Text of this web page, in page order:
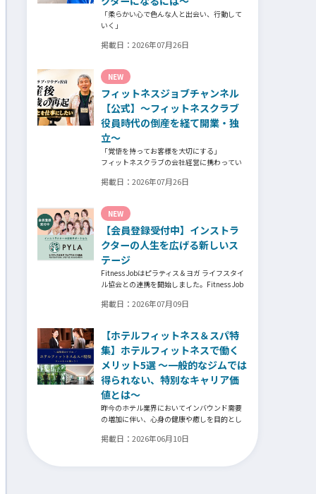
「柔らかい心で色んな人と出会い、行動して
いく」
ったことに挑戦したり、周囲のすすめに素直
そんな風に自分だけでは思いつかないことを
行動に移してきた結果が、今に繋がっている
とお話してくださったヨガ講師の若松由貴子
さん。選ばれるインストラクターになるため
に若松さんが取られた行動とは？
掲載日： 2026年07月26日
NEW
フィットネスジョブチャンネル
【公式】～フィットネスクラブ
役員時代の倒産を経て開業・独
立～
「覚悟を持ってお客様を大切にする」
フィットネスクラブの会社経営に携わってい
それでも尚、同じ業界内で独立し再起を図っ
藤健祐さんにインタビュー。
フィットネスクラブのキャンペーンや違約金
制度はお客様を大切にする仕組みだろう
か！？資金が底をつく恐怖と闘いながらもお
客様との絆を築き上げた秘訣とは？
掲載日： 2026年07月26日
NEW
【会員登録受付中】インストラ
クターの人生を広げる新しいス
テージ
Fitness Jobはピラティス＆ヨガ ライフスタイ
ル協会との連携を開始しました。Fitness Job
の人生を広げる新しいステージとして、同協
掲載日： 2026年07月09日
【ホテルフィットネス＆スパ特
集】ホテルフィットネスで働く
メリット5選 ～一般的なジムでは
得られない、特別なキャリア価
値とは～
昨今のホテル業界においてインバウンド需要
の増加に伴い、心身の健康や癒しを目的とし
なっています。そして、ウェルネスプログラ
ィス指導者、ストレッチトレーナー、コンデ
掲載日： 2026年06月10日